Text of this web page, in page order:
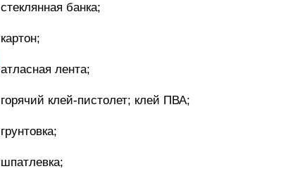
стеклянная банка;
картон;
атласная лента;
горячий клей-пистолет; клей ПВА;
грунтовка;
шпатлевка;